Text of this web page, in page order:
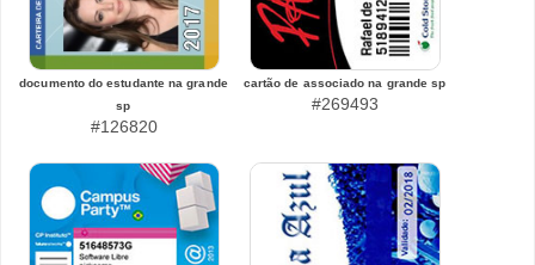
documento do estudante na grande
sp
#126820
cartão de associado na grande sp
#269493